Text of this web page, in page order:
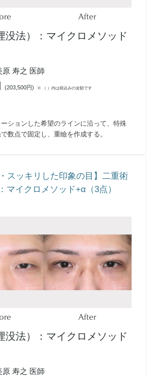
After
没法）：マイクロメソッド
原 寿之 医師
(203,500円) ※ （ ）内は税込みの金額です
ションした希望のラインに沿って、特殊
数点で固定し、重瞼を作成する。
・スッキリした印象の目】二重術
マイクロメソッド+α（3点）
After
没法）：マイクロメソッド
原 寿之 医師